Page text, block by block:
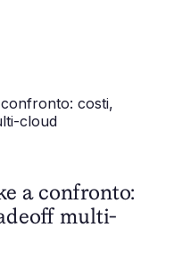
costi,
cloud
a confronto:
multi-